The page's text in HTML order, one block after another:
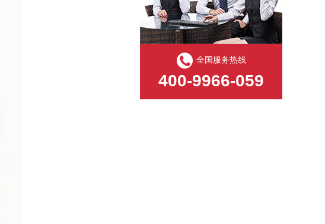
全国服务热线
400-9966-059